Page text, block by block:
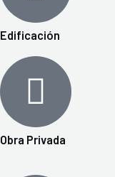
Edificación
Obra Privada